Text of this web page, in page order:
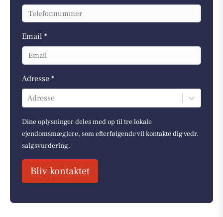
Email *
Adresse *
Adresse
Dine oplysninger deles med op til tre lokale
ejendomsmæglere, som efterfølgende vil kontakte dig vedr.
salgsvurdering.
Bliv kontaktet